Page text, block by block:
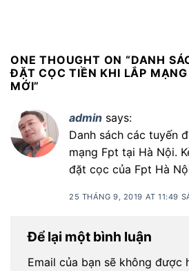
ONE THOUGHT ON “DANH
ĐẶT CỌC TIỀN KHI LẮP
MỚI”
admin says:
Danh sách các tuyến
mạng Fpt tại Hà Nội.
đặt cọc của Fpt Hà
25 THÁNG 9, 2019 AT 11:49
Để lại một bình luận
Email của bạn sẽ không được